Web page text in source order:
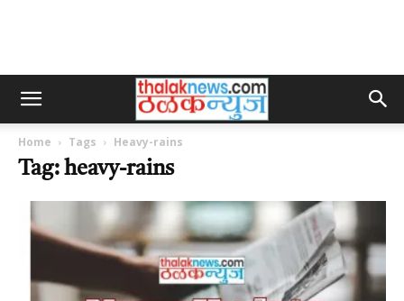
Home Tags Heavy-rains
Tag: heavy-rains